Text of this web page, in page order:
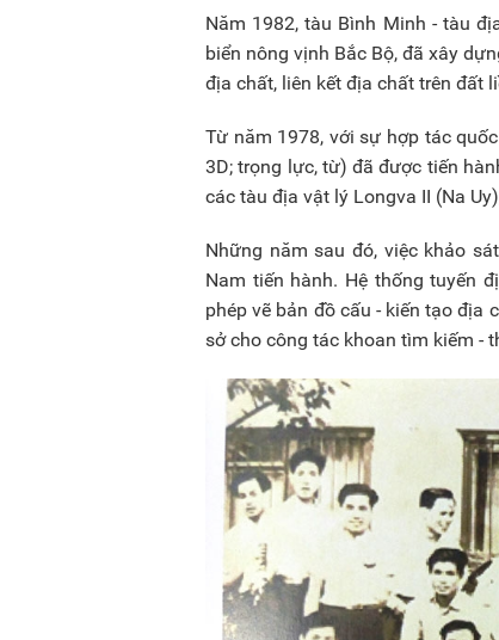
Năm 1982, tàu Bình Minh - tàu
biển nông vịnh Bắc Bộ, đã xây
địa chất, liên kết địa chất trên đất
Từ năm 1978, với sự hợp tác
3D; trọng lực, từ) đã được tiến
các tàu địa vật lý Longva II (Na
Những năm sau đó, việc khảo
Nam tiến hành. Hệ thống tuyến
phép vẽ bản đồ cấu - kiến tạo địa
sở cho công tác khoan tìm kiếm -